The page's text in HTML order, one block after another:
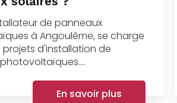
de panneaux
à Angoulême, se charge
projets d'installation de
En savoir plus